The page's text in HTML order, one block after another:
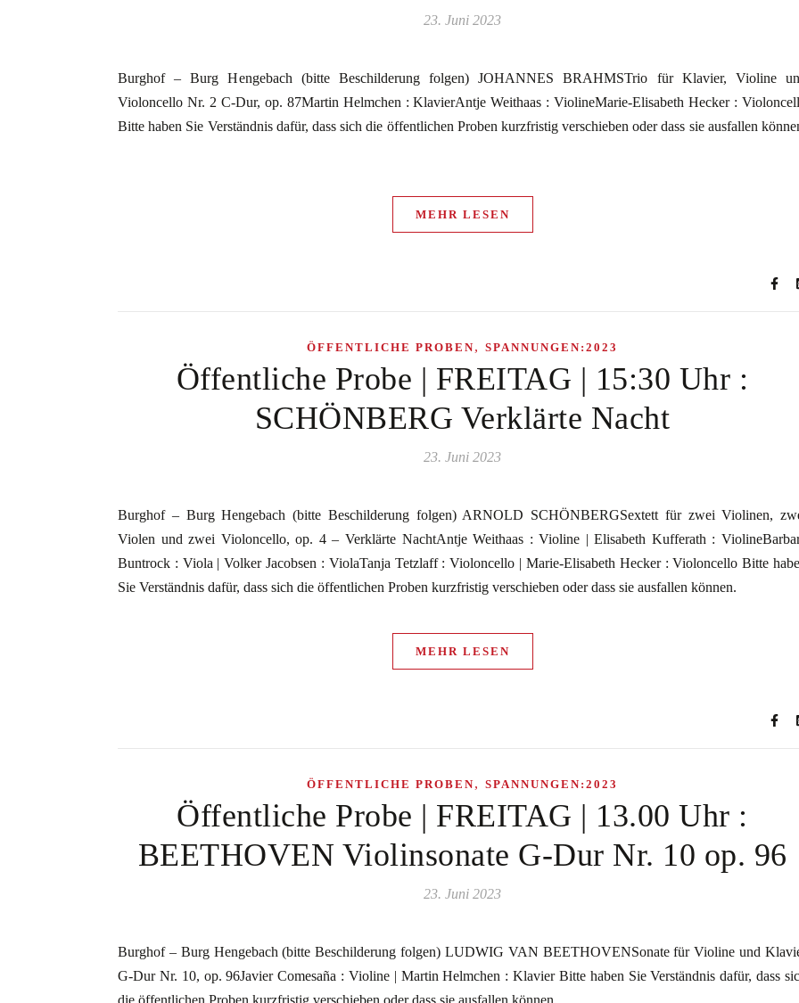
23. Juni 2023
Burghof – Burg Hengebach (bitte Beschilderung folgen) JOHANNES BRAHMSTrio für Klavier, Violine
Violoncello Nr. 2 C-Dur, op. 87Martin Helmchen : KlavierAntje Weithaas : ViolineMarie-Elisabeth Hecker :
Bitte haben Sie Verständnis dafür, dass sich die öffentlichen Proben kurzfristig verschieben oder dass sie ausfallen
MEHR LESEN
ÖFFENTLICHE PROBEN, SPANNUNGEN:2023
Öffentliche Probe | FREITAG | 15:30 Uhr :
SCHÖNBERG Verklärte Nacht
23. Juni 2023
Burghof – Burg Hengebach (bitte Beschilderung folgen) ARNOLD SCHÖNBERGSextett für zwei Violinen,
Violen und zwei Violoncello, op. 4 – Verklärte NachtAntje Weithaas : Violine | Elisabeth Kufferath :
Buntrock : Viola | Volker Jacobsen : ViolaTanja Tetzlaff : Violoncello | Marie-Elisabeth Hecker : Violoncello Bitte
Sie Verständnis dafür, dass sich die öffentlichen Proben kurzfristig verschieben oder dass sie ausfallen können.
MEHR LESEN
ÖFFENTLICHE PROBEN, SPANNUNGEN:2023
Öffentliche Probe | FREITAG | 13.00 Uhr :
BEETHOVEN Violinsonate G-Dur Nr. 10 op. 96
23. Juni 2023
Burghof – Burg Hengebach (bitte Beschilderung folgen) LUDWIG VAN BEETHOVENSonate für Violine und
G-Dur Nr. 10, op. 96Javier Comesaña : Violine | Martin Helmchen : Klavier Bitte haben Sie Verständnis dafür, dass
die öffentlichen Proben kurzfristig verschieben oder dass sie ausfallen können.